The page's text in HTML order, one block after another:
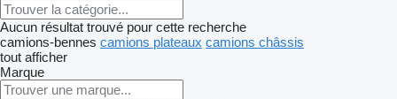
Aucun résultat trouvé pour cette recherche
camions-bennes camions plateaux camions châssis
tout afficher
Marque